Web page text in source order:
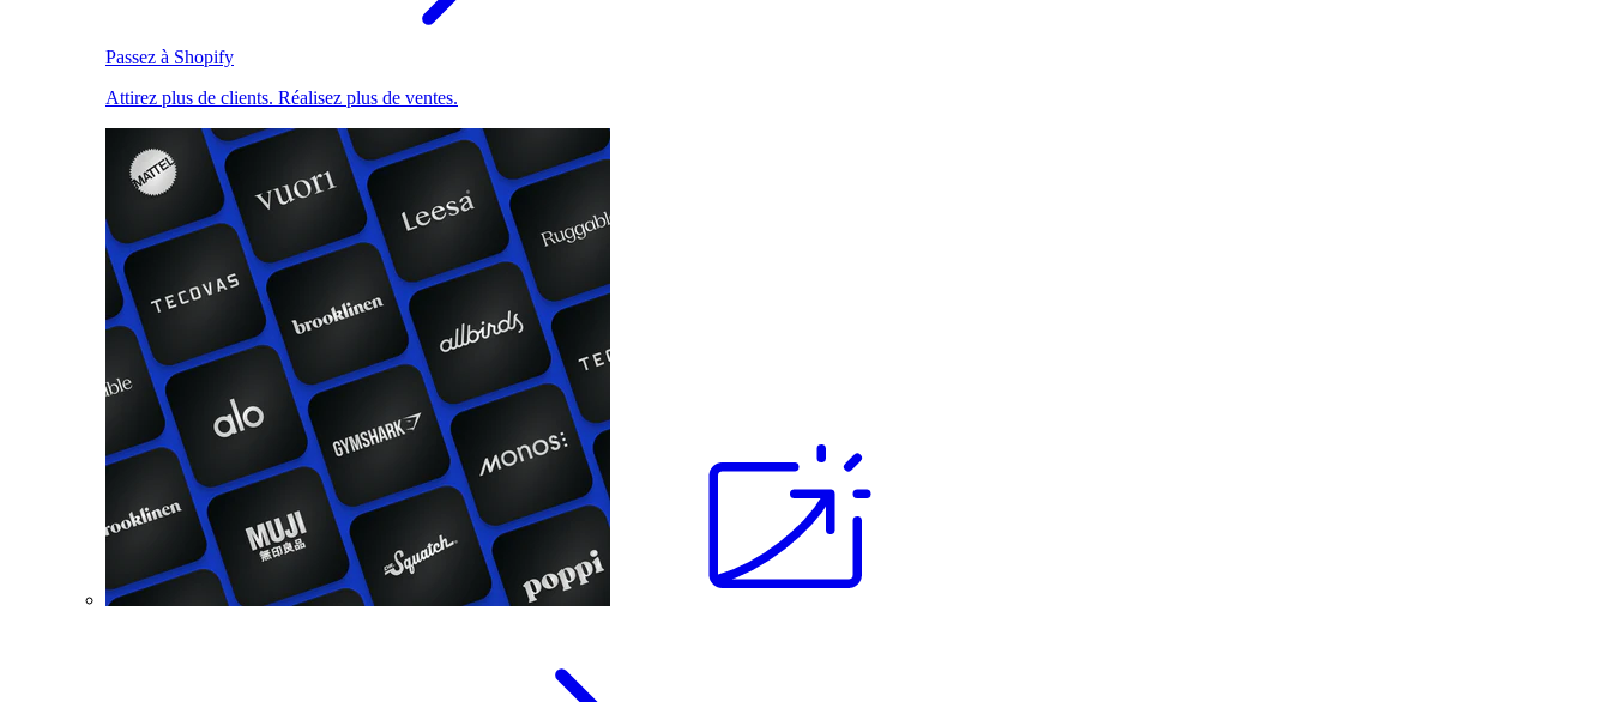
Passez à Shopify
Attirez plus de clients. Réalisez plus de ventes.